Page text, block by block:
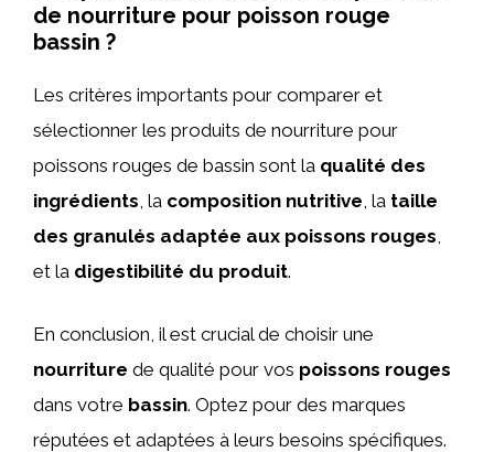
de nourriture pour poisson rouge
bassin ?
Les critères importants pour comparer et
sélectionner les produits de nourriture pour
poissons rouges de bassin sont la qualité des
ingrédients , la composition nutritive , la taille
des granulés adaptée aux poissons rouges
et la digestibilité du produit.
En conclusion, il est crucial de choisir une
nourriture de qualité pour vos poissons rouges
dans votre bassin. Optez pour des marques
réputées et adaptées à leurs besoins spécifiques.